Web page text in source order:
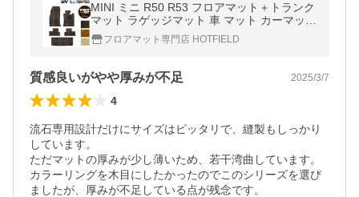
MINI ミニ R50 R53 フロアマット＋トランク
マット ラゲッジマット 車 マット カーマット
ウッド調カーペット 木目 HOTFIELD 光触媒
抗菌加工 日本製 送料無料
フロアマット専門店 HOTFIELD
質感良いがやや厚みが不足 2025/3/7
4
流石専用設計だけにサイズはピッタリで、縫製もしっかり
しています。
ただマットの厚みが少し薄いため、若干湾曲しています。
カラーリングを木目にしたかったのでこのシリーズを選び
ましたが、厚みが不足している点が残念です。